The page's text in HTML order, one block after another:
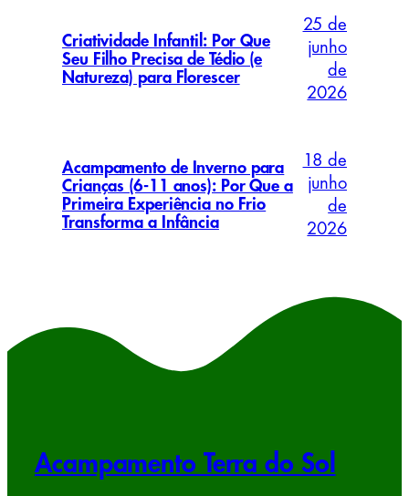
Criatividade Infantil: Por Que
Seu Filho Precisa de Tédio (e
Natureza) para Florescer
25 de
junho
de
2026
Acampamento de Inverno para
Crianças (6-11 anos): Por Que a
Primeira Experiência no Frio
Transforma a Infância
18 de
junho
de
2026
Acampamento Terra do Sol